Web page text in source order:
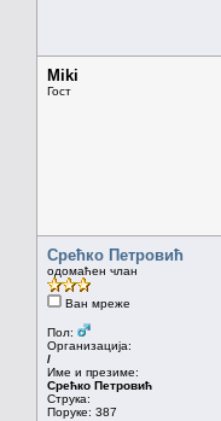
Miki
Гост
Срећко Петровић
одомаћен члан
Ван мреже
Пол:
Организација:
/
Име и презиме:
Срећко Петровић
Струка:
Поруке: 387